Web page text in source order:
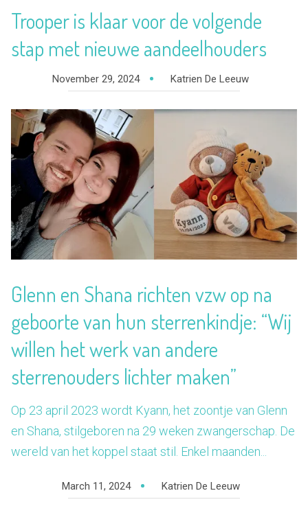
Trooper is klaar voor de volgende
stap met nieuwe aandeelhouders
November 29, 2024 Katrien De Leeuw
Glenn en Shana richten vzw op na
geboorte van hun sterrenkindje: “Wij
willen het werk van andere
sterrenouders lichter maken”
Op 23 april 2023 wordt Kyann, het zoontje van Glenn
en Shana, stilgeboren na 29 weken zwangerschap. De
wereld van het koppel staat stil. Enkel maanden...
March 11, 2024 Katrien De Leeuw